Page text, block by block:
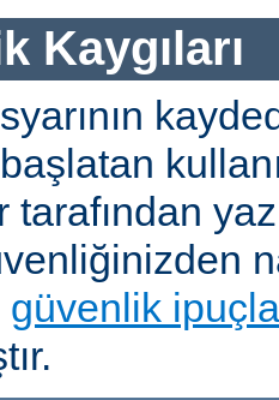
Kaygıları
tarafından
güvenlik